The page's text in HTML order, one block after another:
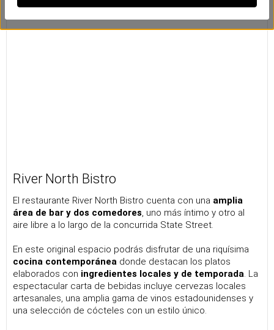
River North Bistro
El restaurante River North Bistro cuenta con una amplia
área de bar y dos comedores, uno más íntimo y otro al
aire libre a lo largo de la concurrida State Street.
En este original espacio podrás disfrutar de una riquísima
cocina contemporánea donde destacan los platos
elaborados con ingredientes locales y de temporada. La
espectacular carta de bebidas incluye cervezas locales
artesanales, una amplia gama de vinos estadounidenses y
una selección de cócteles con un estilo único.